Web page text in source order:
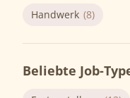
Handwerk (8)
Beliebte Job-